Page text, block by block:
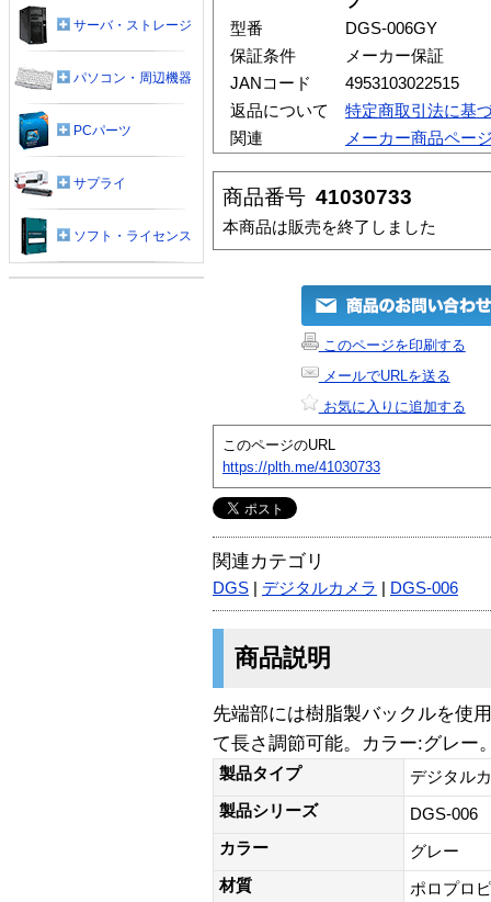
型番
DGS-006GY
保証条件
メーカー保証
JANコード
4953103022515
返品について
特定商取引法に基
関連
メーカー商品ペー
商品番号 41030733
本商品は販売を終了しました
このページを印刷する
メールでURLを送る
お気に入りに追加する
このページのURL
https://plth.me/41030733
関連カテゴリ
DGS デジタルカメラ DGS-006
商品説明
先端部には樹脂製バックルを使
て長さ調節可能。カラー:グレー
製品タイプ
デジタル
製品シリーズ
DGS-006
カラー
グレー
材質
ポロプロ
サーバ・ストレージ
パソコン・周辺機器
PCパーツ
サプライ
ソフト・ライセンス